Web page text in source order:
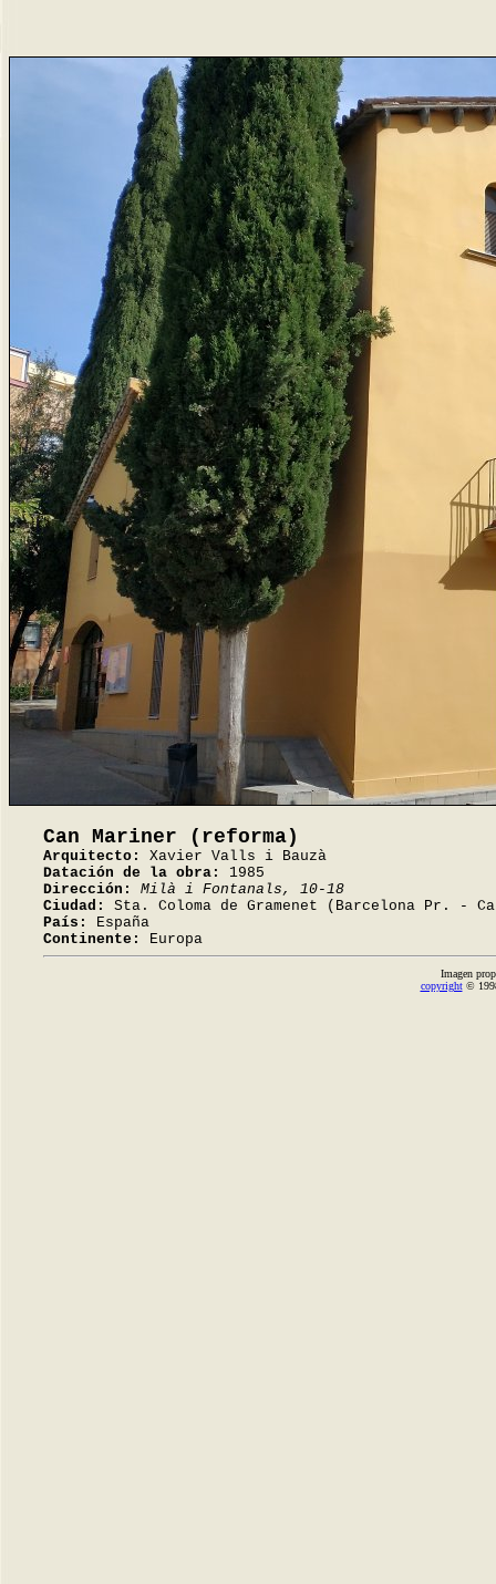
Can Mariner (reforma)
Arquitecto:
Xavier Valls i Bauzà
Datación de la obra:
1985
Dirección:
Milà i Fontanals, 10-18
Ciudad:
Sta. Coloma de Gramenet (Barcelona Pr. -
País:
España
Continente:
Europa
Imagen
copyright©